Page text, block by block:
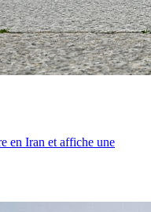
en Iran et affiche une